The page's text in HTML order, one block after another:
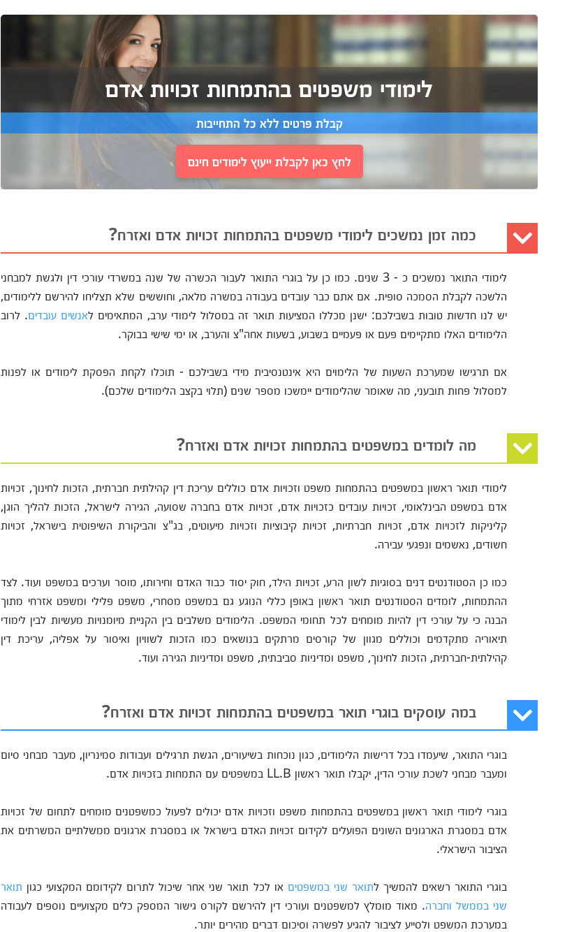
לימודי משפטים בהתמחות זכויות אדם
קבלת פרטים ללא כל התחייבות
לחץ כאן לקבלת ייעוץ לימודים חינם
כמה זמן נמשכים לימודי משפטים בהתמחות זכויות אדם ואזרח?
לימודי התואר נמשכים כ - 3 שנים. כמו כן על בוגרי התואר לעבור הכשרה של שנה במשרדי עורכי דין ולגשת למבחני
הלשכה לקבלת הסמכה סופית. אם אתם כבר עובדים בעבודה במשרה מלאה, וחוששים שלא תצליחו להירשם ללימודים,
יש לנו חדשות טובות בשבילכם: ישנן מכללו המציעות תואר זה במסלול לימודי ערב, המתאימים לאנשים עובדים. לרוב
הלימודים האלו מתקיימים פעם או פעמיים בשבוע, בשעות אחה"צ והערב, או ימי שישי בבוקר.
אם תרגישו שמערכת השעות של הלימוים היא אינטנסיבית מידי בשבילכם - תוכלו לקחת הפסקת לימודים או לפנות
למסלול פחות תובעני, מה שאומר שהלימודים יימשכו מספר שנים (תלוי בקצב הלימודים שלכם).
מה לומדים במשפטים בהתמחות זכויות אדם ואזרח?
לימודי תואר ראשון במשפטים בהתמחות משפט וזכויות אדם כוללים עריכת דין קהילתית חברתית, הזכות לחינוך, זכויות
אדם במשפט הבינלאומי, זכויות עובדים כזכויות אדם, זכויות אדם בחברה שסועה, הגירה לישראל, הזכות להליך הוגן,
קליניקות לזכויות אדם, זכויות חברתיות, זכויות קיבוציות וזכויות מיעוטים, בג"צ והביקורת השיפוטית בישראל, זכויות
חשודים, נאשמים ונפגעי עבירה.
כמו כן הסטודנטים דנים בסוגיות לשון הרע, זכויות הילד, חוק יסוד כבוד האדם וחירותו, מוסר וערכים במשפט ועוד. לצד
ההתמחות, לומדים הסטודנטים תואר ראשון באופן כללי הנוגע גם במשפט מסחרי, משפט פלילי ומשפט אזרחי מתוך
הבנה כי על עורכי דין להיות מומחים לכל תחומי המשפט. הלימודים משלבים בין הקניית מיומנויות מעשיות לבין לימודי
תיאוריה מתקדמים וכוללים מגוון של קורסים מרתקים בנושאים כמו הזכות לשוויון ואיסור על אפליה, עריכת דין
קהילתית-חברתית, הזכות לחינוך, משפט ומדיניות סביבתית, משפט ומדיניות הגירה ועוד.
במה עוסקים בוגרי תואר במשפטים בהתמחות זכויות אדם ואזרח?
בוגרי התואר, שיעמדו בכל דרישות הלימודים, כגון נוכחות בשיעורים, הגשת תרגילים ועבודות סמינריון, מעבר מבחני סיום
ומעבר מבחני לשכת עורכי הדין, יקבלו תואר ראשון LL.B במשפטים עם התמחות בזכויות אדם.
בוגרי לימודי תואר ראשון במשפטים בהתמחות משפט וזכויות אדם יכולים לפעול כמשפטנים מומחים לתחום של זכויות
אדם במסגרת הארגונים השונים הפועלים לקידום זכויות האדם בישראל או במסגרת ארגונים ממשלתיים המשרתים את
הציבור הישראלי.
בוגרי התואר רשאים להמשיך לתואר שני במשפטים או לכל תואר שני אחר שיכול לתרום לקידומם המקצועי כגון תואר
שני בממשל וחברה. מאוד מומלץ למשפטנים ועורכי דין להירשם לקורס גישור המספק כלים מקצועיים נוספים לעבודה
במערכת המשפט ולסייע לציבור להגיע לפשרה וסיכום דברים מהירים יותר.